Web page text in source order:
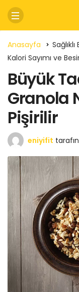
Anasayfa
Kalori Sayımı ve
Büyük
Granola
Pişirilir
eniyifit